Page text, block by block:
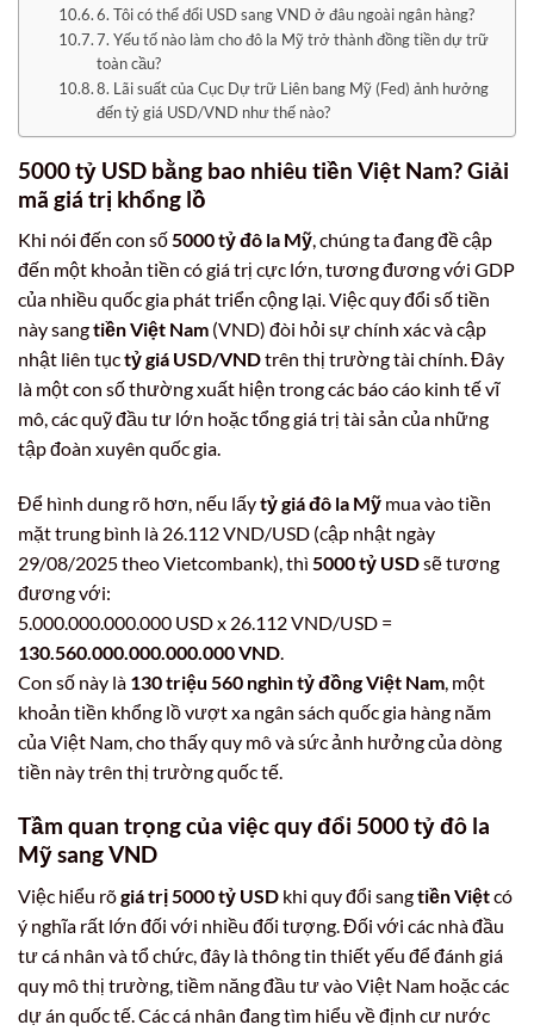
6. Tôi có thể đổi USD sang VND ở đâu ngoài ngân hàng?
7. Yếu tố nào làm cho đô la Mỹ trở thành đồng tiền dự trữ
toàn cầu?
8. Lãi suất của Cục Dự trữ Liên bang Mỹ (Fed) ảnh hưởng
đến tỷ giá USD/VND như thế nào?
5000 tỷ USD bằng bao nhiêu tiền Việt Nam? Giải
mã giá trị khổng lồ
Khi nói đến con số5000 tỷ đô la Mỹ, chúng ta đang đề cập
đến một khoản tiền có giá trị cực lớn, tương đương với GDP
của nhiều quốc gia phát triển cộng lại. Việc quy đổi số tiền
này sangtiền Việt Nam (VND) đòi hỏi sự chính xác và cập
nhật liên tụctỷ giá USD/VNDtrên thị trường tài chính. Đây
là một con số thường xuất hiện trong các báo cáo kinh tế vĩ
mô, các quỹ đầu tư lớn hoặc tổng giá trị tài sản của những
tập đoàn xuyên quốc gia.
Để hình dung rõ hơn, nếu lấytỷ giá đô la Mỹ mua vào tiền
mặt trung bình là 26.112 VND/USD (cập nhật ngày
29/08/2025 theo Vietcombank), thì 5000 tỷ USDsẽ tương
đương với:
5.000.000.000.000 USD x 26.112 VND/USD =
130.560.000.000.000.000 VND.
Con số này là 130 triệu 560 nghìn tỷ đồng Việt Nam, một
khoản tiền khổng lồ vượt xa ngân sách quốc gia hàng năm
của Việt Nam, cho thấy quy mô và sức ảnh hưởng của dòng
tiền này trên thị trường quốc tế.
Tầm quan trọng của việc quy đổi 5000 tỷ đô la
Mỹsang VND
Việc hiểu rõgiá trị 5000 tỷ USD khi quy đổi sangtiền Việtcó
ý nghĩa rất lớn đối với nhiều đối tượng. Đối với các nhà đầu
tư cá nhân và tổ chức, đây là thông tin thiết yếu để đánh giá
quy mô thị trường, tiềm năng đầu tư vào Việt Nam hoặc các
dự án quốc tế. Các cá nhân đang tìm hiểu về định cư nước